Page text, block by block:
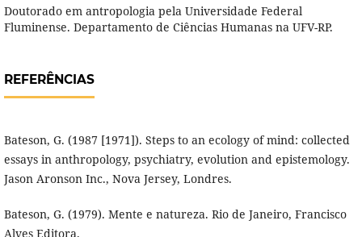
Doutorado em antropologia pela Universidade Federal
Fluminense. Departamento de Ciências Humanas na UFV-RP.
REFERÊNCIAS
Bateson, G. (1987 [1971]). Steps to an ecology of mind: collected
essays in anthropology, psychiatry, evolution and epistemology.
Jason Aronson Inc., Nova Jersey, Londres.
Bateson, G. (1979). Mente e natureza. Rio de Janeiro, Francisco
Alves Editora.